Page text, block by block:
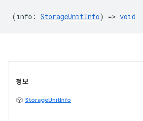
(info : StorageUnitInfo) => void
정보
StorageUnitInfo